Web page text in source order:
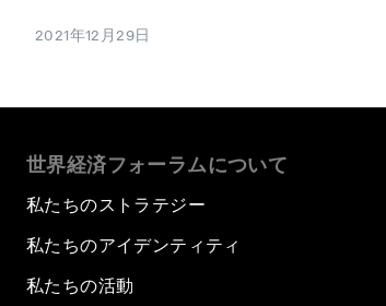
2021年12月29日
世界経済フォーラムについて
私たちのストラテジー
私たちのアイデンティティ
私たちの活動